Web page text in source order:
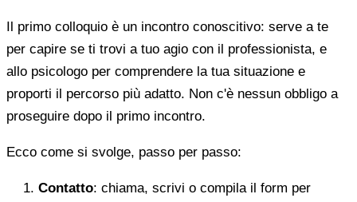
Il primo colloquio è un incontro conoscitivo: serve a te
per capire se ti trovi a tuo agio con il professionista, e
allo psicologo per comprendere la tua situazione e
proporti il percorso più adatto. Non c'è nessun obbligo a
proseguire dopo il primo incontro.
Ecco come si svolge, passo per passo:
Contatto: chiama, scrivi o compila il form per